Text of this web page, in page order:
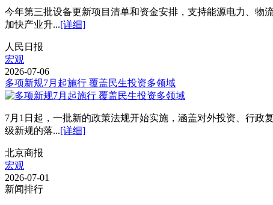
今年第三批设备更新项目清单和资金安排，支持能源电力、物
加快产业升...[详细]
人民日报
宏观
2026-07-06
多项新规7月起施行 覆盖民生投资多领域
7月1日起，一批新的政策法规开始实施，涵盖对外投资、行
级新规的落...[详细]
北京商报
宏观
2026-07-01
新闻排行